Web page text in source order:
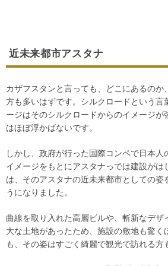
近未来都市アスタナ
カザフスタンと言っても、どこにあるのか
方も多いはずです。シルクロードという言
ージはそのシルクロードからのイメージが
はほぼ浮かばないです。
しかし、政府が行った国際コンペで日本
イメージをもとにアスタナっでは建設が
は、そのアスタナの近未来都市としての姿
うになりました。
曲線を取り入れた高層ビルや、斬新なデザ
大な土地があったため、施設の敷地も驚く
も、その姿はすごく綺麗で観光で訪れる方